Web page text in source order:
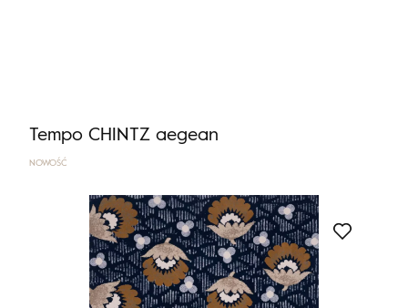
Tempo CHINTZ aegean
NOWOŚĆ